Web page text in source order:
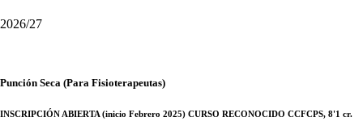
2026/27
Punción Seca (Para Fisioterapeutas)
INSCRIPCIÓN ABIERTA (inicio Febrero 2025) CURSO RECONOCIDO CCFCPS, 8'1 cr.